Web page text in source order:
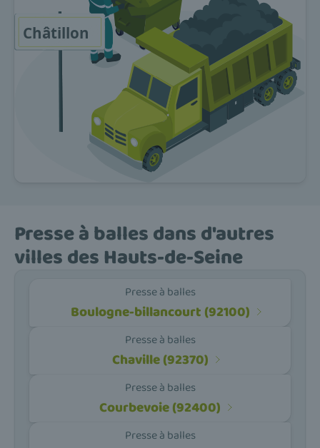
Presse à balles dans d'autres
villes des Hauts-de-Seine
Presse à balles
Boulogne-billancourt (92100)
Presse à balles
Chaville (92370)
Presse à balles
Courbevoie (92400)
Presse à balles